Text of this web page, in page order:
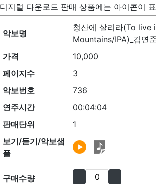
디지털 다운로드 판매 상품에는 아이콘이
악보명
청산에 살리라(To live
Mountains/IPA)_김연준
가격
10,000
페이지수
3
악보번호
736
연주시간
00:04:04
판매단위
1
보기/듣기/악보샘
플
구매수량